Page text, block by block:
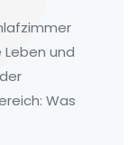
und
Was